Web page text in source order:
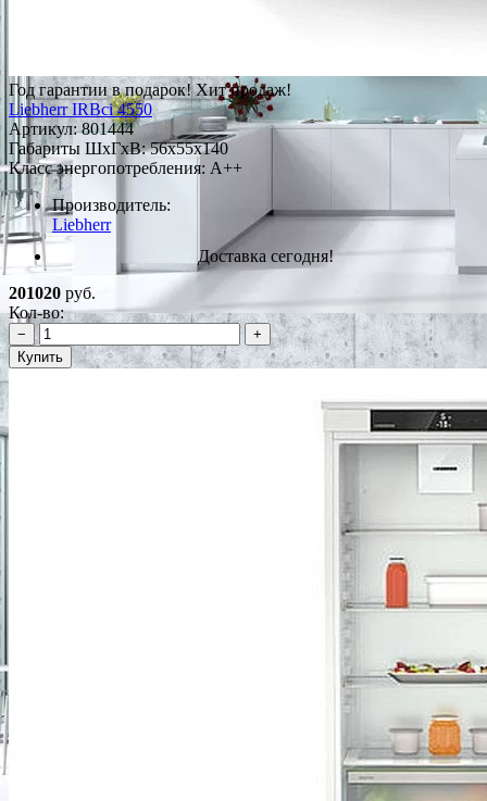
Год гарантии в подарок!Хит продаж!
Liebherr IRBci 4550
Артикул:801444
Габариты ШxГxВ: 56x55x140
Класс энергопотребления: A++
Производитель:
Liebherr
Доставка сегодня!
201020 руб.
Кол-во:
−
+
Купить